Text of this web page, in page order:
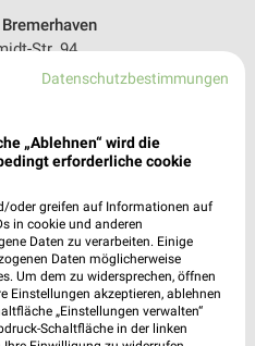
Str. 94
Uhr |
10
Uhr | Geschlossen
Datenschutzbestimmungen
„Ablehnen“ wird die
erforderliche cookie
oder greifen auf Informationen auf
in cookie und anderen
Daten zu verarbeiten. Einige
Daten möglicherweise
Um dem zu widersprechen, öffnen
Einstellungen akzeptieren, ablehnen
„Einstellungen verwalten“
Schaltfläche in der linken